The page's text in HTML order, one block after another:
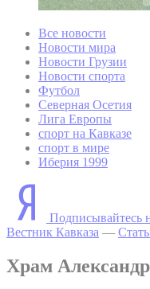
Все новости
Новости мира
Новости Грузии
Новости спорта
Футбол
Северная Осетия
Лига Европы
спорт на Кавказе
спорт в мире
Иберия 1999
Подписывайтесь
Вестник Кавказа —
Храм